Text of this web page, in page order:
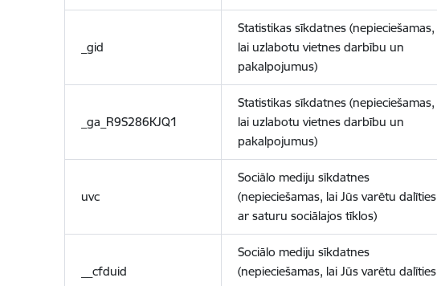
_gid
Statistikas sīkdatnes (nepieciešamas,
lai uzlabotu vietnes darbību un
pakalpojumus)
_ga_R9S286KJQ1
Statistikas sīkdatnes (nepieciešamas,
lai uzlabotu vietnes darbību un
pakalpojumus)
uvc
Sociālo mediju sīkdatnes
(nepieciešamas, lai Jūs varētu dalīties
ar saturu sociālajos tīklos)
__cfduid
Sociālo mediju sīkdatnes
(nepieciešamas, lai Jūs varētu dalīties